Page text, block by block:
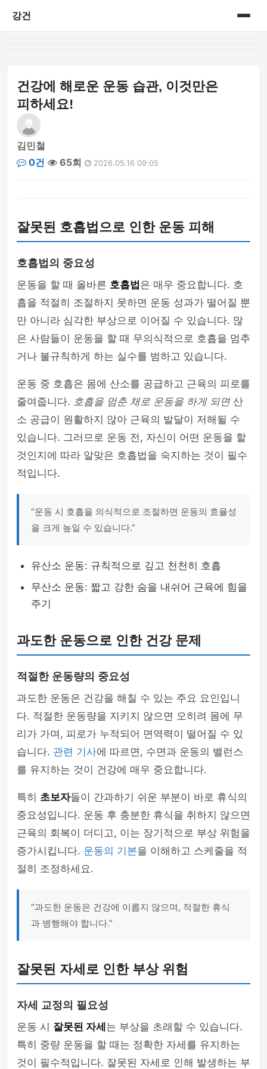
강건
건강에 해로운 운동 습관, 이것만은
피하세요!
김민철
0건
65회 2026.05.16 09:05
잘못된 호흡법으로 인한 운동 피해
호흡법의 중요성
운동을 할 때 올바른 호흡법 은 매우 중요합니다. 호
흡을 적절히 조절하지 못하면 운동 성과가 떨어질 뿐
만 아니라 심각한 부상으로 이어질 수 있습니다. 많
은 사람들이 운동을 할 때 무의식적으로 호흡을 멈추
거나 불규칙하게 하는 실수를 범하고 있습니다.
운동 중 호흡은 몸에 산소를 공급하고 근육의 피로를
줄여줍니다. 호흡을 멈춘 채로 운동을 하게 되면산
소 공급이 원활하지 않아 근육의 발달이 저해될 수
있습니다. 그러므로 운동 전, 자신이 어떤 운동을 할
것인지에 따라 알맞은 호흡법을 숙지하는 것이 필수
적입니다.
“운동 시 호흡을 의식적으로 조절하면 운동의 효율성
을 크게 높일 수 있습니다.”
유산소 운동: 규칙적으로 깊고 천천히 호흡
무산소 운동: 짧고 강한 숨을 내쉬어 근육에 힘을
주기
과도한 운동으로 인한 건강 문제
적절한 운동량의 중요성
과도한 운동은 건강을 해칠 수 있는 주요 요인입니
다. 적절한 운동량을 지키지 않으면 오히려 몸에 무
리가 가며, 피로가 누적되어 면역력이 떨어질 수 있
습니다. 관련 기사에 따르면, 수면과 운동의 밸런스
를 유지하는 것이 건강에 매우 중요합니다.
특히 초보자들이 간과하기 쉬운 부분이 바로 휴식의
중요성입니다. 운동 후 충분한 휴식을 취하지 않으면
근육의 회복이 더디고, 이는 장기적으로 부상 위험을
증가시킵니다. 운동의 기본을 이해하고 스케줄을 적
절히 조정하세요.
“과도한 운동은 건강에 이롭지 않으며, 적절한 휴식
과 병행해야 합니다.”
잘못된 자세로 인한 부상 위험
자세 교정의 필요성
운동 시 잘못된 자세 는 부상을 초래할 수 있습니다.
특히 중량 운동을 할 때는 정확한 자세를 유지하는
것이 필수적입니다. 잘못된 자세로 인해 발생하는 부